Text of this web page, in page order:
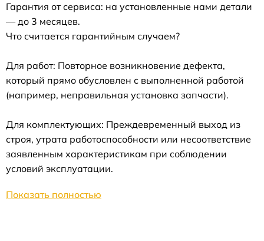
Гарантия от сервиса: на установленные нами детали
— до 3 месяцев.
Что считается гарантийным случаем?
Для работ: Повторное возникновение дефекта,
который прямо обусловлен с выполненной работой
(например, неправильная установка запчасти).
Для комплектующих: Преждевременный выход из
строя, утрата работоспособности или несоответствие
заявленным характеристикам при соблюдении
условий эксплуатации.
Показать полностью